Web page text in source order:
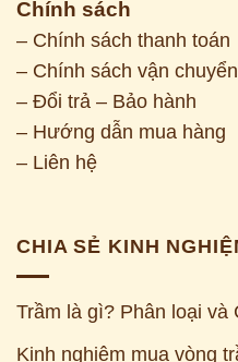
Chính sách
– Chính sách thanh toán
– Chính sách vận chuyển
– Đổi trả – Bảo hành
– Hướng dẫn mua hàng
– Liên hệ
CHIA SẺ KINH
Trầm là gì? Phân loại và
Kinh nghiệm mua vòng